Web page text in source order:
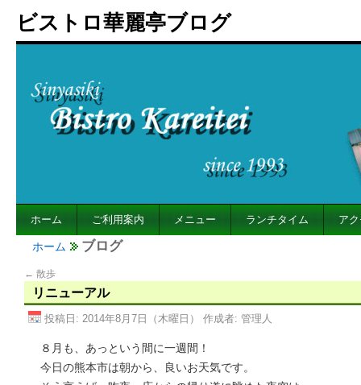
ビストロ華麗亭ブログ
ホーム ご利用案内 メニュー ランチタイム ア
ホーム ブログ
← 散歩
リニューアル
投稿日: 2014年8月7日（木曜日） 作成者: 管理人
８月も、あっという間に一週間！
今日の熊本市は朝から、良いお天気です。